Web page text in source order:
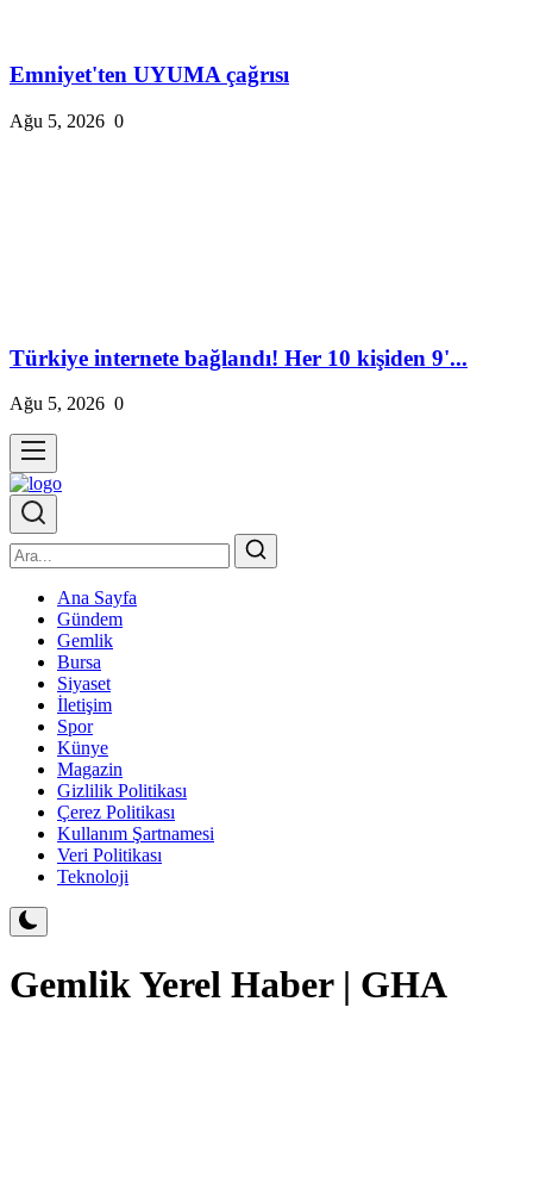
Emniyet'ten UYUMA çağrısı
Ağu 5, 2026 0
Türkiye internete bağlandı! Her 10 kişiden 9'...
Ağu 5, 2026 0
Ana Sayfa
Gündem
Gemlik
Bursa
Siyaset
İletişim
Spor
Künye
Magazin
Gizlilik Politikası
Çerez Politikası
Kullanım Şartnamesi
Veri Politikası
Teknoloji
Gemlik Yerel Haber | GHA